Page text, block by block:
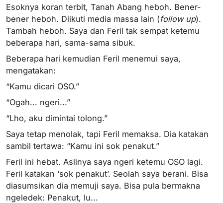
Esoknya koran terbit, Tanah Abang heboh. Bener-
bener heboh. Diikuti media massa lain (follow up).
Tambah heboh. Saya dan Feril tak sempat ketemu
beberapa hari, sama-sama sibuk.
Beberapa hari kemudian Feril menemui saya,
mengatakan:
“Kamu dicari OSO.”
“Ogah... ngeri...”
“Lho, aku dimintai tolong.”
Saya tetap menolak, tapi Feril memaksa. Dia katakan
sambil tertawa: “Kamu ini sok penakut.”
Feril ini hebat. Aslinya saya ngeri ketemu OSO lagi.
Feril katakan ‘sok penakut’. Seolah saya berani. Bisa
diasumsikan dia memuji saya. Bisa pula bermakna
ngeledek: Penakut, lu...